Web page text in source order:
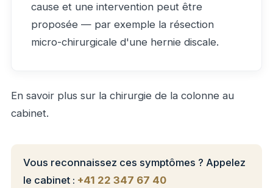
cause et une intervention peut être
proposée — par exemple la résection
micro-chirurgicale d'une hernie discale.
En savoir plus sur la chirurgie de la colonne au
cabinet.
Vous reconnaissez ces symptômes ? Appelez
le cabinet : +41 22 347 67 40